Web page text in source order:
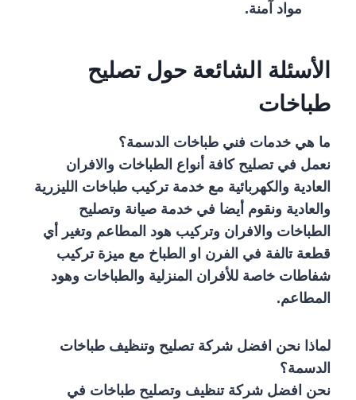
مواد آمنة.
الأسئلة الشائعة حول تصليح
طباخات
ما هي خدمات فني طباخات الدسمة؟
نعمل في تصليح كافة أنواع الطباخات والافران
العادية والكهربائية مع خدمة تركيب طباخات الليزرية
والعادية ونقوم أيضا في خدمة صيانة وتصليح
الطباخات والافران وتركيب هود المطاعم وتغير أي
قطعة تالفة في الفرن او الطباخ مع ميزة تركيب
شفاطات خاصة للأفران المنزلية والطباخات وهود
المطاعم.
لماذا نحن افضل شركة تصليح وتنظيف طباخات
الدسمة؟
نحن افضل شركة تنظيف وتصليح طباخات في